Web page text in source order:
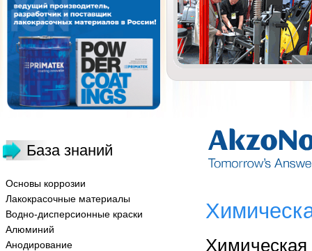
База знаний
Основы коррозии
Лакокрасочные материалы
Водно-дисперсионные краски
Алюминий
Анодирование